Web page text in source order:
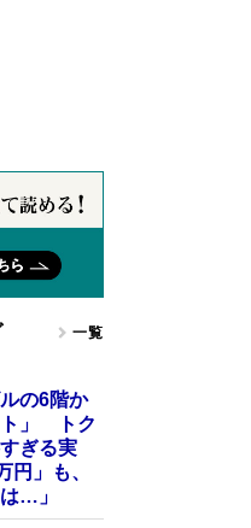
一覧
の6階か
ト」 トク
ぎる実
」も、
…」